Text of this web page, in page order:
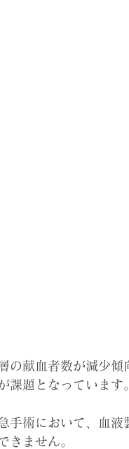
の献血者数が減少
課題となっています。
手術において、血
きません。